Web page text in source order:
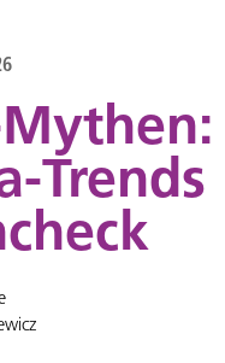
Trends